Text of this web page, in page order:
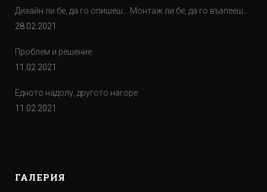
Дизайн ли бе, да го опишеш… Монтаж ли бе, да го възпееш…
28.02.2021
Проблем и решение
11.02.2021
Едното надолу, другото нагоре
11.02.2021
ГАЛЕРИЯ